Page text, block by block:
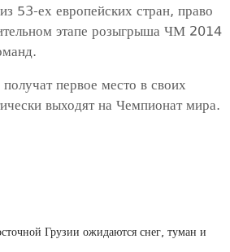
53-ех европейских стран, право
этапе розыгрыша ЧМ 2014
первое место в своих
выходят на Чемпионат мира.
Грузии ожидаются снег, туман и